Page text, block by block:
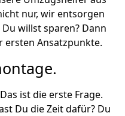
nur, wir entsorgen
willst sparen? Dann
ersten Ansatzpunkte.
ist die erste Frage.
Du die Zeit dafür? Du